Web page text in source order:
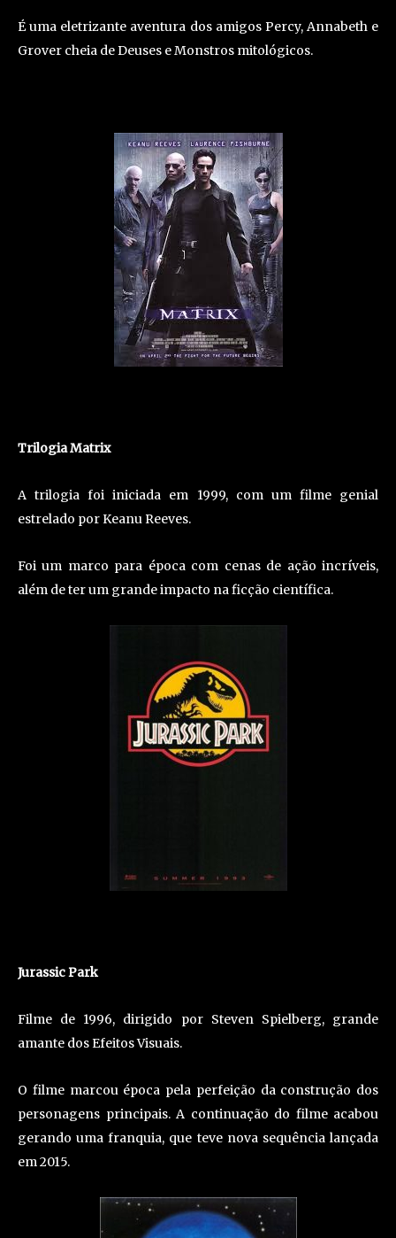
É uma eletrizante aventura dos amigos Percy, Annabeth e
Grover cheia de Deuses e Monstros mitológicos.
Trilogia Matrix
A trilogia foi iniciada em 1999, com um filme genial
estrelado por Keanu Reeves.
Foi um marco para época com cenas de ação incríveis,
além de ter um grande impacto na ficção científica.
Jurassic Park
Filme de 1996, dirigido por Steven Spielberg, grande
amante dos Efeitos Visuais.
O filme marcou época pela perfeição da construção dos
personagens principais. A continuação do filme acabou
gerando uma franquia, que teve nova sequência lançada
em 2015.